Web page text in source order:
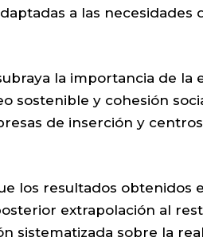
a las necesidades
la importancia de la
sostenible y cohesión
de inserción y centros
los resultados obtenidos
extrapolación al
sistematizada sobre la